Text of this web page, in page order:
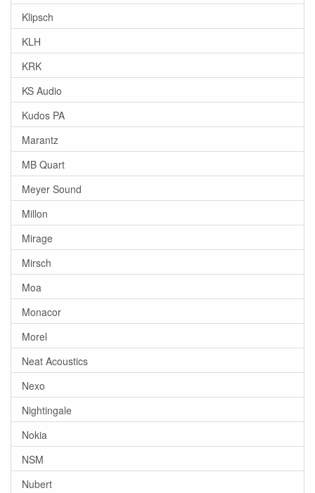
Klipsch
KLH
KRK
KS Audio
Kudos PA
Marantz
MB Quart
Meyer Sound
Millon
Mirage
Mirsch
Moa
Monacor
Morel
Neat Acoustics
Nexo
Nightingale
Nokia
NSM
Nubert